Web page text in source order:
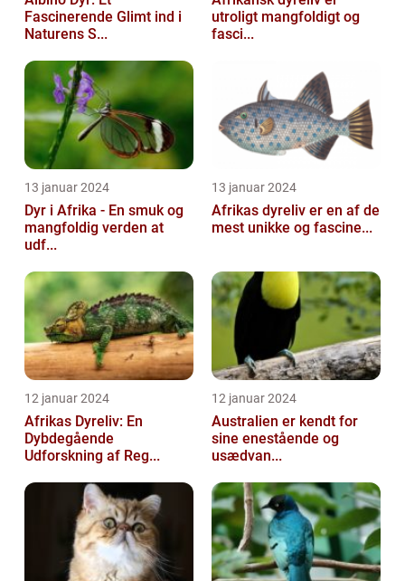
Fascinerende Glimt ind i
Naturens S...
utroligt mangfoldigt og
fasci...
13 januar 2024
Dyr i Afrika - En smuk og
mangfoldig verden at
udf...
13 januar 2024
Afrikas dyreliv er en af de
mest unikke og fascine...
12 januar 2024
Afrikas Dyreliv: En
Dybdegående
Udforskning af Reg...
12 januar 2024
Australien er kendt for
sine enestående og
usædvan...